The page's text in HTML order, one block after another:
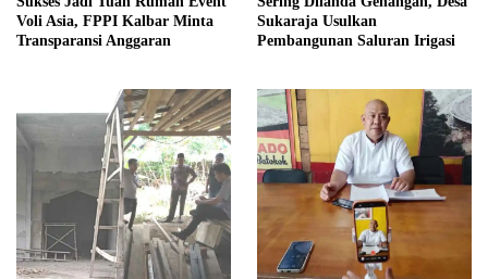
Voli Asia, FPPI Kalbar Minta
Transparansi Anggaran
Sukaraja Usulkan
Pembangunan Saluran Irigasi